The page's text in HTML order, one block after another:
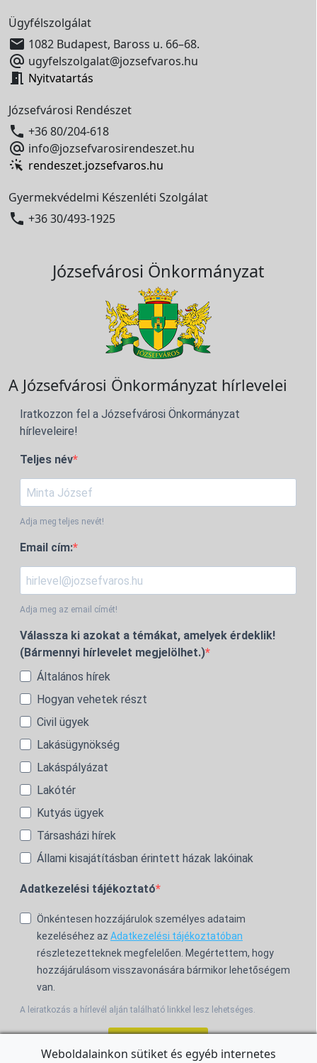
Ügyfélszolgálat
 1082 Budapest, Baross u. 66–68.
 ugyfelszolgalat@jozsefvaros.hu
 Nyitvatartás
Józsefvárosi Rendészet
 +36 80/204-618
 info@jozsefvarosirendeszet.hu
rendeszet.jozsefvaros.hu
Gyermekvédelmi Készenléti Szolgálat
 +36 30/493-1925
Józsefvárosi Önkormányzat
A Józsefvárosi Önkormányzat hírlevelei
Iratkozzon fel a Józsefvárosi Önkormányzat
hírleveleire!
Teljes név
Adja meg teljes nevét!
Email cím:
Adja meg az email címét!
Válassza ki azokat a témákat, amelyek érdeklik!
(Bármennyi hírlevelet megjelölhet.)
Általános hírek
Hogyan vehetek részt
Civil ügyek
Lakásügynökség
Lakáspályázat
Lakótér
Kutyás ügyek
Társasházi hírek
Állami kisajátításban érintett házak lakóinak
Adatkezelési tájékoztató
Önkéntesen hozzájárulok személyes adataim
kezeléséhez az Adatkezelési tájékoztatóban
részletezetteknek megfelelően. Megértettem, hogy
hozzájárulásom visszavonására bármikor lehetőségem
van.
A leiratkozás a hírlevél alján található linkkel lesz lehetséges.
Weboldalainkon sütiket és egyéb internetes